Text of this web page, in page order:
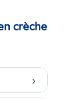
crèche